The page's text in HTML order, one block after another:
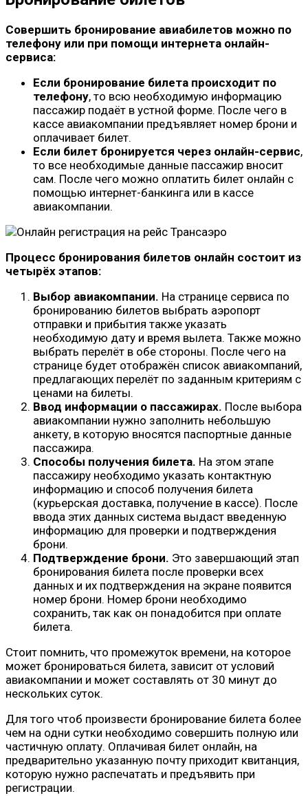
Совершить бронирование авиабилетов можно по
телефону или при помощи интернета онлайн-
сервиса:
Если бронирование билета происходит по
телефону, то всю необходимую информацию
пассажир подаёт в устной форме. После чего в
кассе авиакомпании предъявляет номер брони и
оплачивает билет.
Если билет бронируется через онлайн-сервис,
то все необходимые данные пассажир вносит
сам. После чего можно оплатить билет онлайн с
помощью интернет-банкинга или в кассе
авиакомпании.
Процесс бронирования билетов онлайн состоит из
четырёх этапов:
Выбор авиакомпании. На странице сервиса по
бронированию билетов выбрать аэропорт
отправки и прибытия также указать
необходимую дату и время вылета. Также можно
выбрать перелёт в обе стороны. После чего на
странице будет отображён список авиакомпаний,
предлагающих перелёт по заданным критериям с
ценами на билеты.
Ввод информации о пассажирах. После выбора
авиакомпании нужно заполнить небольшую
анкету, в которую вносятся паспортные данные
пассажира.
Способы получения билета. На этом этапе
пассажиру необходимо указать контактную
информацию и способ получения билета
(курьерская доставка, получение в кассе). После
ввода этих данных система выдаст введенную
информацию для проверки и подтверждения
брони.
Подтверждение брони. Это завершающий этап
бронирования билета после проверки всех
данных и их подтверждения на экране появится
номер брони. Номер брони необходимо
сохранить, так как он понадобится при оплате
билета.
Стоит помнить, что промежуток времени, на которое
может бронироваться билета, зависит от условий
авиакомпании и может составлять от 30 минут до
нескольких суток.
Для того чтоб произвести бронирование билета более
чем на одни сутки необходимо совершить полную или
частичную оплату. Оплачивая билет онлайн, на
предварительно указанную почту приходит квитанция,
которую нужно распечатать и предъявить при
регистрации.